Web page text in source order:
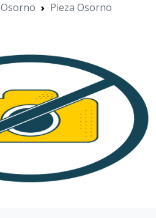
Osorno Pieza Osorno